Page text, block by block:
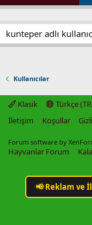
kunteper adlı
Kullanıcılar
Klasik
Türkçe
İletişim
Koşullar
Forum software by
Hayvanlar Forum
📢Reklam ve